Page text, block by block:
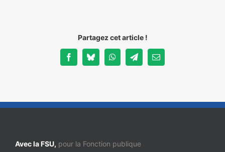
Partagez cet article !
FacebookBlueskyWhatsAppTelegramEmail
Avec la FSU, pour la Fonction publique